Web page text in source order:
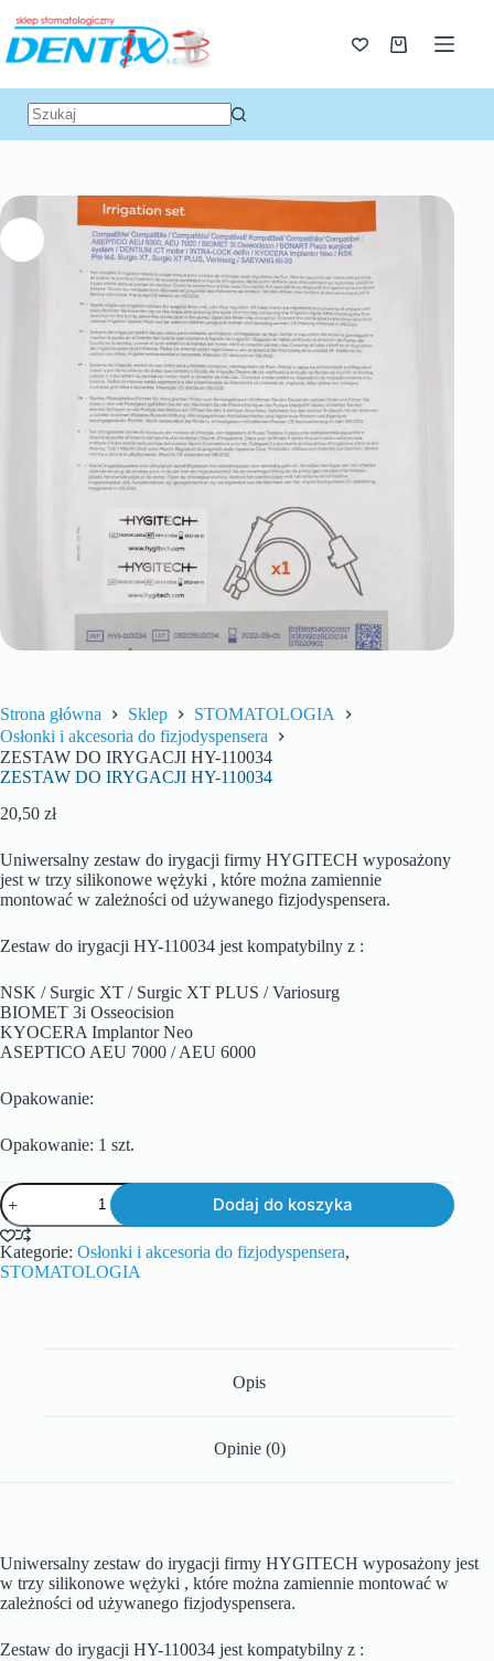
Strona główna Sklep
STOMATOLOGIA
Osłonki i akcesoria do fizjodyspensera
ZESTAW DO IRYGACJI HY-110034
ZESTAW DO IRYGACJI HY-110034
20,50 zł
Uniwersalny zestaw do irygacji firmy HYGITECH wyposażony
jest w trzy silikonowe wężyki , które można zamiennie
montować w zależności od używanego fizjodyspensera.
Zestaw do irygacji HY-110034 jest kompatybilny z :
NSK / Surgic XT / Surgic XT PLUS / Variosurg
BIOMET 3i Osseocision
KYOCERA Implantor Neo
ASEPTICO AEU 7000 / AEU 6000
Opakowanie:
Opakowanie: 1 szt.
Dodaj do koszyka
Kategorie: Osłonki i akcesoria do fizjodyspensera,
STOMATOLOGIA
Opis
Opinie (0)
Uniwersalny zestaw do irygacji firmy HYGITECH wyposażony jest
w trzy silikonowe wężyki , które można zamiennie montować w
zależności od używanego fizjodyspensera.
Zestaw do irygacji HY-110034 jest kompatybilny z :